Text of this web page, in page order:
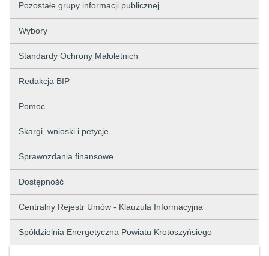
Pozostałe grupy informacji publicznej
Wybory
Standardy Ochrony Małoletnich
Redakcja BIP
Pomoc
Skargi, wnioski i petycje
Sprawozdania finansowe
Dostępność
Centralny Rejestr Umów - Klauzula Informacyjna
Spółdzielnia Energetyczna Powiatu Krotoszyńsiego